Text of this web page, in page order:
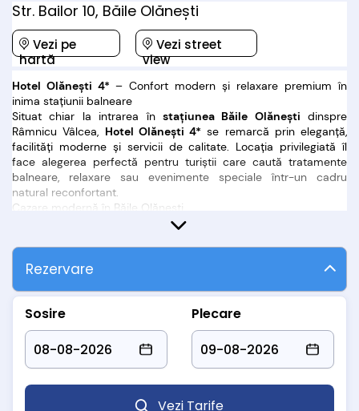
Str. Bailor 10, Băile Olănești
Vezi pe
hartă
Vezi street
view
Hotel Olănești 4* – Confort modern și relaxare premium în
inima stațiunii balneare
Situat chiar la intrarea în stațiunea Băile Olănești dinspre
Râmnicu Vâlcea, Hotel Olănești 4* se remarcă prin eleganță,
facilități moderne și servicii de calitate. Locația privilegiată îl
face alegerea perfectă pentru turiștii care caută tratamente
balneare, relaxare sau evenimente speciale într-un cadru
natural reconfortant.
Cazare modernă în Băile Olănești
Hotelul a fost complet renovat în 2018 și oferă 204 camere
4 camere duble cu pat matrimonial
198 camere twin (cu două paturi de o persoană)
2 apartamente spațioase
Toate camerele sunt dotate cu:
TV și cablu TV
Telefon
Minibar
Baie modernă cu duș și pereți din sticlă
confort termic optim
Servicii și facilități premium
Rezervare
Sosire Plecare
Vezi Tarife